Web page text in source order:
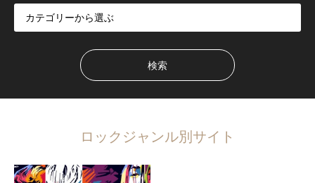
ロックジャンル別サイト